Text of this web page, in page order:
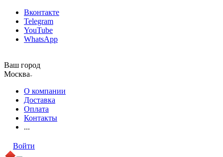
Вконтакте
Telegram
YouTube
WhatsApp
Ваш город
Москва
О компании
Доставка
Оплата
Контакты
...
Войти